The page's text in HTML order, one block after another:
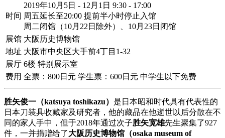
时间
2019年10月5日 - 12月1日 9:30 - 17:00
周五延长至20:00 提前半小时停止入馆
周二闭馆（10月22日除外）、10月23日闭馆
展馆 大阪历史博物馆
地址 大阪市中央区大手前4丁目1-32
展厅 6楼 特别展示室
费用 全票：800日元 学生票：600日元 中学生以下免费
胜矢俊一（katsuya toshikazu） 是日本昭和时代具有代表性的
日本刀装具收藏家及研究者，他的藏品在他逝世以后分散在不
同的家人手中，但于2018年通过次子胜矢宽雄先生聚集了927
件，一并捐赠给了大阪历史博物馆（osaka museum of